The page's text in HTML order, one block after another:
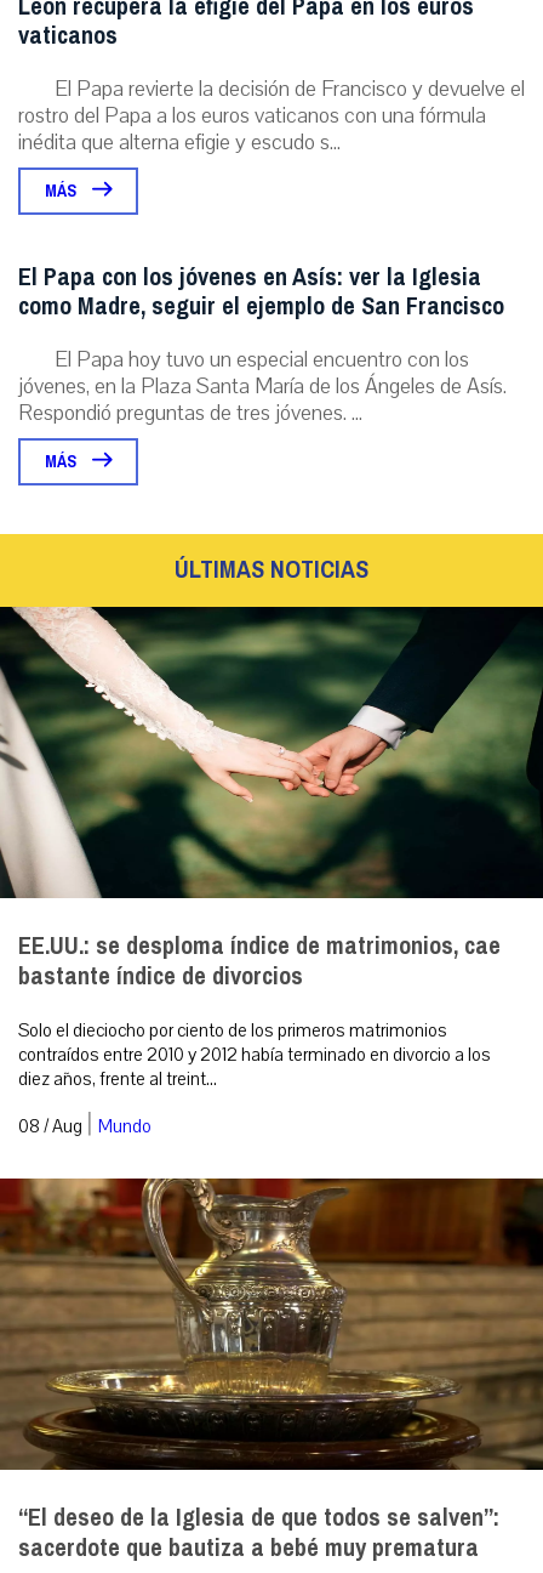
vaticanos
El Papa revierte la decisión de Francisco y devuelve el
rostro del Papa a los euros vaticanos con una fórmula
inédita que alterna efigie y escudo s...
MÁS
El Papa con los jóvenes en Asís: ver la Iglesia
como Madre, seguir el ejemplo de San Francisco
El Papa hoy tuvo un especial encuentro con los
jóvenes, en la Plaza Santa María de los Ángeles de Asís.
Respondió preguntas de tres jóvenes. ...
MÁS
ÚLTIMAS NOTICIAS
EE.UU.: se desploma índice de matrimonios, cae
bastante índice de divorcios
Solo el dieciocho por ciento de los primeros matrimonios
contraídos entre 2010 y 2012 había terminado en divorcio a los
diez años, frente al treint...
08 / Aug | Mundo
“El deseo de la Iglesia de que todos se salven”:
sacerdote que bautiza a bebé muy prematura